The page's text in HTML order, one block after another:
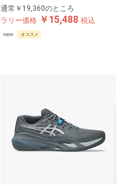
通常 ￥19,360のところ
ラリー価格￥15,488 税込
NEW オススメ